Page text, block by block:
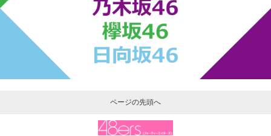
ページの先頭へ